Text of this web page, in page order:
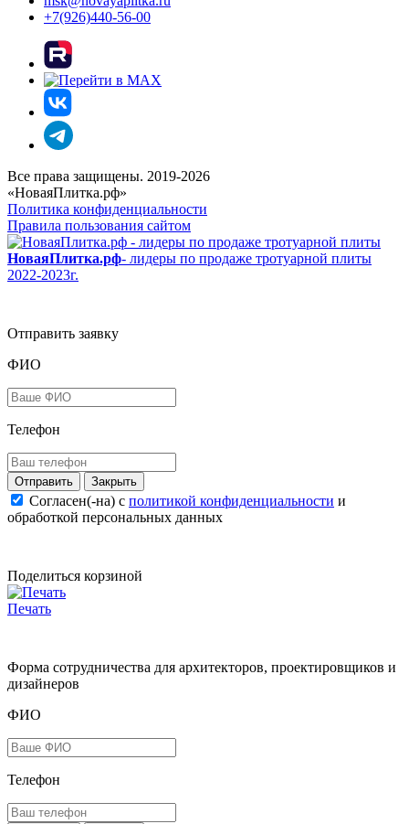
+7(926)440-56-00
Все права защищены. 2019-2026
«НоваяПлитка.рф»
Политика конфиденциальности
Правила пользования сайтом
НоваяПлитка.рф- лидеры по продаже тротуарной плиты
2022-2023г.
Отправить заявку
ФИО
Телефон
Закрыть
Согласен(-на) c политикой конфиденциальности и
обработкой персональных данных
Поделиться корзиной
Печать
Форма сотрудничества для архитекторов, проектировщиков и
дизайнеров
ФИО
Телефон